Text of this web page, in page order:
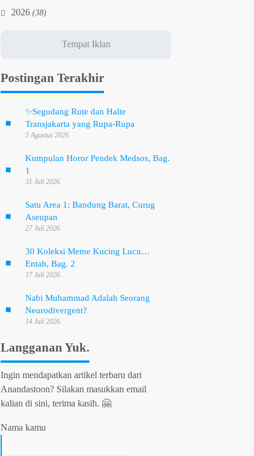
2026(38)
Postingan Terakhir
✨Segudang Rute dan Halte
Transjakarta yang Rupa-Rupa
5 Agustus 2026
Kumpulan Horor Pendek Medsos, Bag.
1
31 Juli 2026
Satu Area 1: Bandung Barat, Curug
Aseupan
27 Juli 2026
30 Koleksi Meme Kucing Lucu…
Entah, Bag. 2
17 Juli 2026
Nabi Muhammad Adalah Seorang
Neurodivergent?
14 Juli 2026
Langganan Yuk.
Ingin mendapatkan artikel terbaru dari
Anandastoon? Silakan masukkan email
kalian di sini, terima kasih. 🤗
Nama kamu